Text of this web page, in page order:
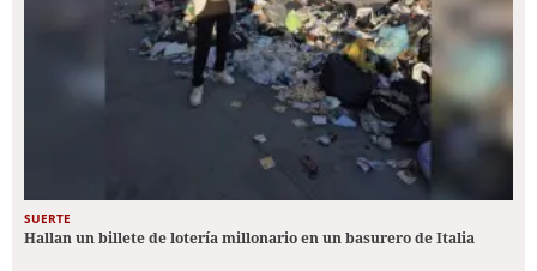
SUERTE
Hallan un billete de lotería millonario en un basurero de Italia